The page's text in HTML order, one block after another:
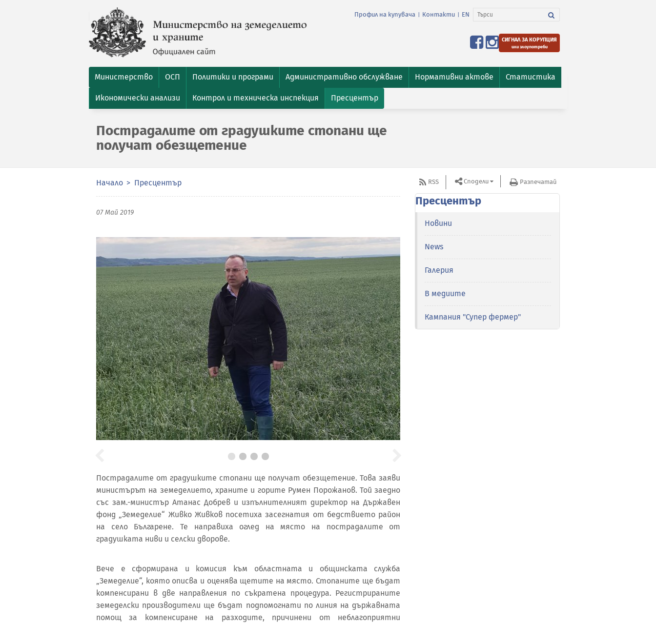
Профил на купувача Контакти EN
СИГНАЛ ЗА КОРУПЦИЯ
или злоупотреби
Министерство ОСП Политики и програми Административно обслужване Нормативни актове Статистика
Икономически анализи Контрол и техническа инспекция Пресцентър
Пострадалите от градушките стопани ще
получат обезщетение
Начало Пресцентър
07 Май 2019
Пострадалите от градушките стопани ще получат обезщетение. Това заяви
министърът на земеделието, храните и горите Румен Порожанов. Той заедно
със зам.-министър Атанас Добрев и изпълнителният директор на Държавен
фонд „Земеделие“ Живко Живков посетиха засегнатия от бедствието район
на село Българене. Те направиха оглед на място на пострадалите от
градушката ниви и селски дворове.
Вече е сформирана и комисия към областната и общинската служба
„Земеделие“, която описва и оценява щетите на място. Стопаните ще бъдат
компенсирани в две направления по съкратена процедура. Регистрираните
земеделски производители ще бъдат подпомогнати по линия на държавната
помощ за компенсиране на разходите, причинени от неблагоприятни
RSS Сподели Разпечатай
Пресцентър
Новини
News
Галерия
В медиите
Кампания "Супер фермер"